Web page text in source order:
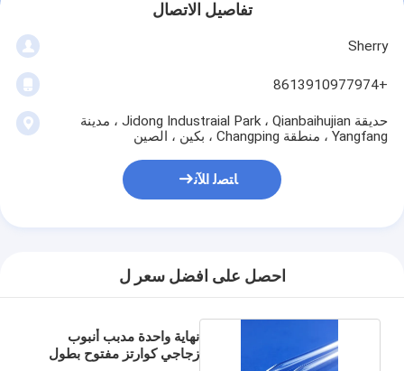
تفاصيل الاتصال
Sherry
+8613910977974
حديقة Jidong Industraial Park ، Qianbaihujian ، مدينة
Yangfang ، منطقة Changping ، بكين ، الصين
ﺎﺘﺼﻟ ﺍﻶﻧ
احصل على افضل سعر ل
نهاية واحدة مدبب أنبوب
زجاجي كوارتز مفتوح بطول